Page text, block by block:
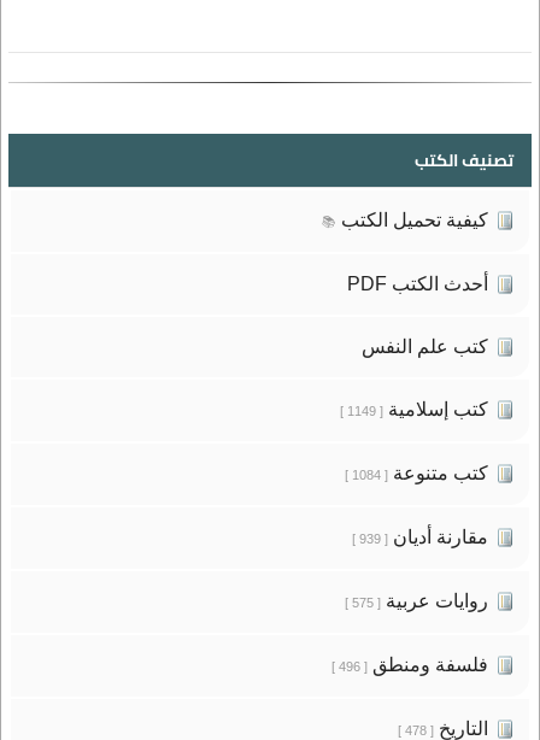
تصنيف الكتب
كيفية تحميل الكتب 📚
أحدث الكتب PDF
كتب علم النفس
كتب إسلامية[ 1149 ]
كتب متنوعة[ 1084 ]
مقارنة أديان[ 939 ]
روايات عربية[ 575 ]
فلسفة ومنطق[ 496 ]
التاريخ[ 478 ]